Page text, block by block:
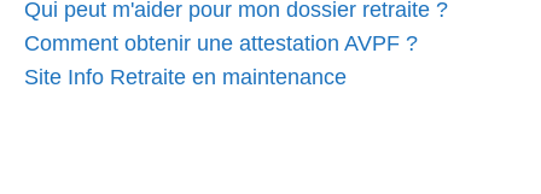
Qui peut m'aider pour mon dossier retraite ?
Comment obtenir une attestation AVPF ?
Site Info Retraite en maintenance